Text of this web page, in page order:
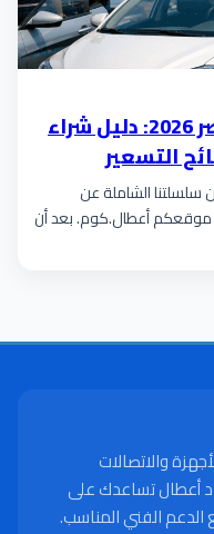
أسعار هيونداي إلنترا في مصر 2026: دليل شراء
التسعير
سلسلتنا الشاملة عن
موقعكم أعطال.كوم. بعد أن
والاتصالات
أعطال تساعدك على
الفني المناسب.